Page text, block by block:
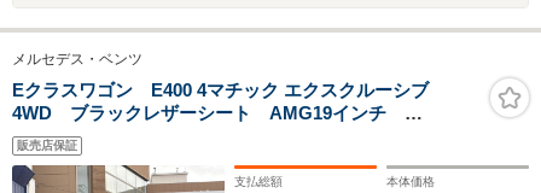
メルセデス・ベンツ
Eクラスワゴン E400 4マチック エクスクルーシブ
4WD ブラックレザーシート AMG19インチ
Brumesterサラウンドサウンドシステム 360°カメラ
ヘッドアップディスプレイ アンビエントライト レー
ダーセーフティーPKG LEDヘッドライト
販売店保証
支払総額 本体価格